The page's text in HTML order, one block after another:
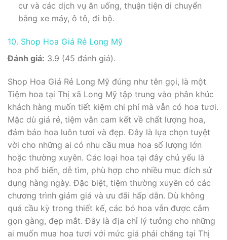
cư và các dịch vụ ăn uống, thuận tiện di chuyển
bằng xe máy, ô tô, đi bộ.
10. Shop Hoa Giá Rẻ Long Mỹ
Đánh giá: 3.9 (45 đánh giá).
Shop Hoa Giá Rẻ Long Mỹ đúng như tên gọi, là một
Tiệm hoa tại Thị xã Long Mỹ tập trung vào phân khúc
khách hàng muốn tiết kiệm chi phí mà vẫn có hoa tươi.
Mặc dù giá rẻ, tiệm vẫn cam kết về chất lượng hoa,
đảm bảo hoa luôn tươi và đẹp. Đây là lựa chọn tuyệt
vời cho những ai có nhu cầu mua hoa số lượng lớn
hoặc thường xuyên. Các loại hoa tại đây chủ yếu là
hoa phổ biến, dễ tìm, phù hợp cho nhiều mục đích sử
dụng hàng ngày. Đặc biệt, tiệm thường xuyên có các
chương trình giảm giá và ưu đãi hấp dẫn. Dù không
quá cầu kỳ trong thiết kế, các bó hoa vẫn được cắm
gọn gàng, đẹp mắt. Đây là địa chỉ lý tưởng cho những
ai muốn mua hoa tươi với mức giá phải chăng tại Thị